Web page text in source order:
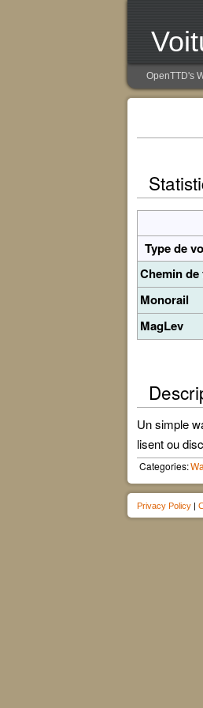
OpenTTD's
Type de
Chemin de
Monorail
MagLev
Un simple
lisent ou
Categories:
Privacy Policy |